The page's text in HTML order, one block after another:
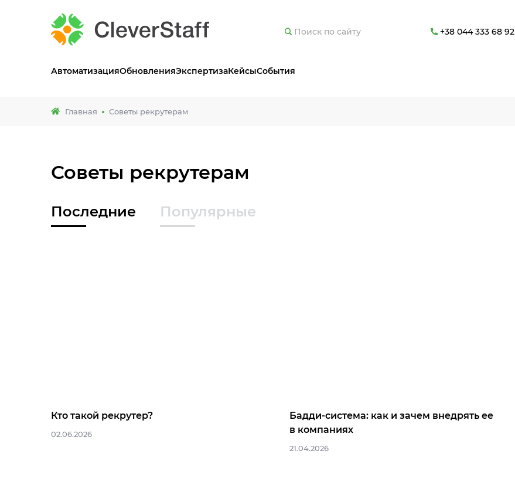
+38 044 333 68 92
АвтоматизацияОбновленияЭкспертизаКейсыСобытия
Главная Советы рекрутерам
Советы рекрутерам
Последние Популярные
Кто такой рекрутер?
02.06.2026
Бадди-система: как и зачем внедрять ее
в компаниях
21.04.2026